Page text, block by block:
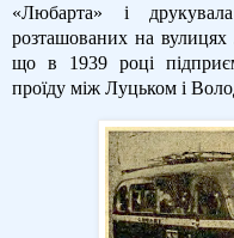
«Любарта» і
розташованих на
що в 1939 році
проїду між Луцьком і